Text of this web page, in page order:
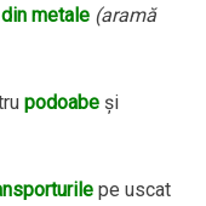
din metale (aramă
podoabe şi
pe uscat